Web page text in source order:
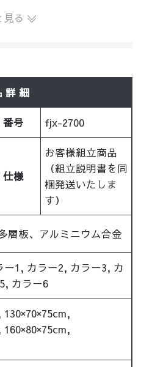
見る
詳 細
番号 fjx-2700
仕様
お客様組立商品
（組立説明書を同
梱発送いたしま
す）
層板、アルミニウム合金
ー1, カラー2, カラー3, カ
カラー6
130×70×75cm,
160×80×75cm,